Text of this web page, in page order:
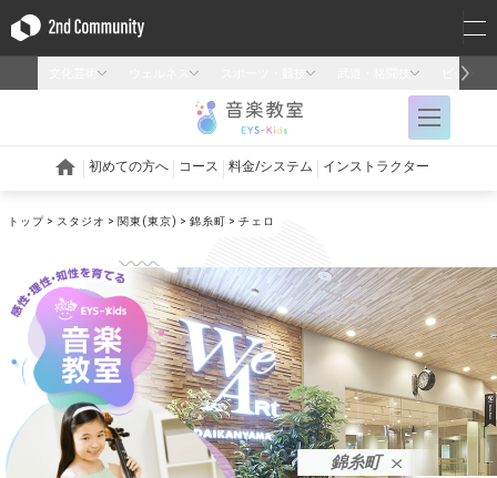
トップ スタジオ 関東(東京) 錦糸町 チェロ
錦糸町